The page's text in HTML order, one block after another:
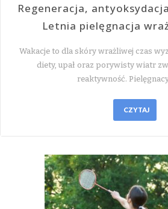
Regeneracja,
Letnia pielęgnacja
Wakacje to dla skóry wrażliwej czas
diety, upał oraz porywisty wiatr
reaktywność.
CZYTAJ